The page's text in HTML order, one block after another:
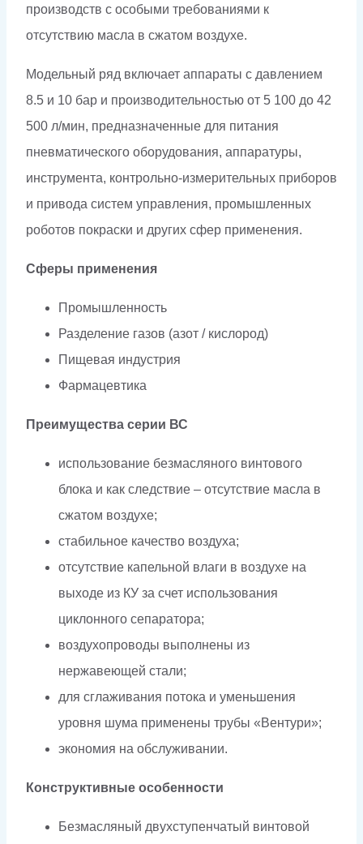
производств с особыми требованиями к
отсутствию масла в сжатом воздухе.
Модельный ряд включает аппараты с давлением
8.5 и 10 бар и производительностью от 5 100 до 42
500 л/мин, предназначенные для питания
пневматического оборудования, аппаратуры,
инструмента, контрольно-измерительных приборов
и привода систем управления, промышленных
роботов покраски и других сфер применения.
Сферы применения
Промышленность
Разделение газов (азот / кислород)
Пищевая индустрия
Фармацевтика
Преимущества серии ВС
использование безмасляного винтового
блока и как следствие – отсутствие масла в
сжатом воздухе;
стабильное качество воздуха;
отсутствие капельной влаги в воздухе на
выходе из КУ за счет использования
циклонного сепаратора;
воздухопроводы выполнены из
нержавеющей стали;
для сглаживания потока и уменьшения
уровня шума применены трубы «Вентури»;
экономия на обслуживании.
Конструктивные особенности
Безмасляный двухступенчатый винтовой